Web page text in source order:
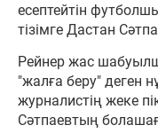
есептейтін
тізімге Дастан
Рейнер жас
"жалға беру" деген
журналистің жеке
Сәтпаевтың